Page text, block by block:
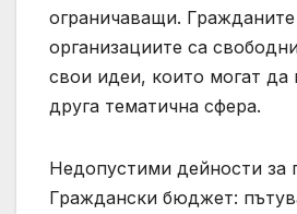
ограничаващи.
организациите са
свои идеи, които могат да
друга тематична сфера.
Недопустими дейности за
Граждански бюджет: